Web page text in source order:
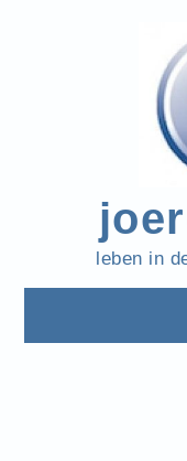
leben in